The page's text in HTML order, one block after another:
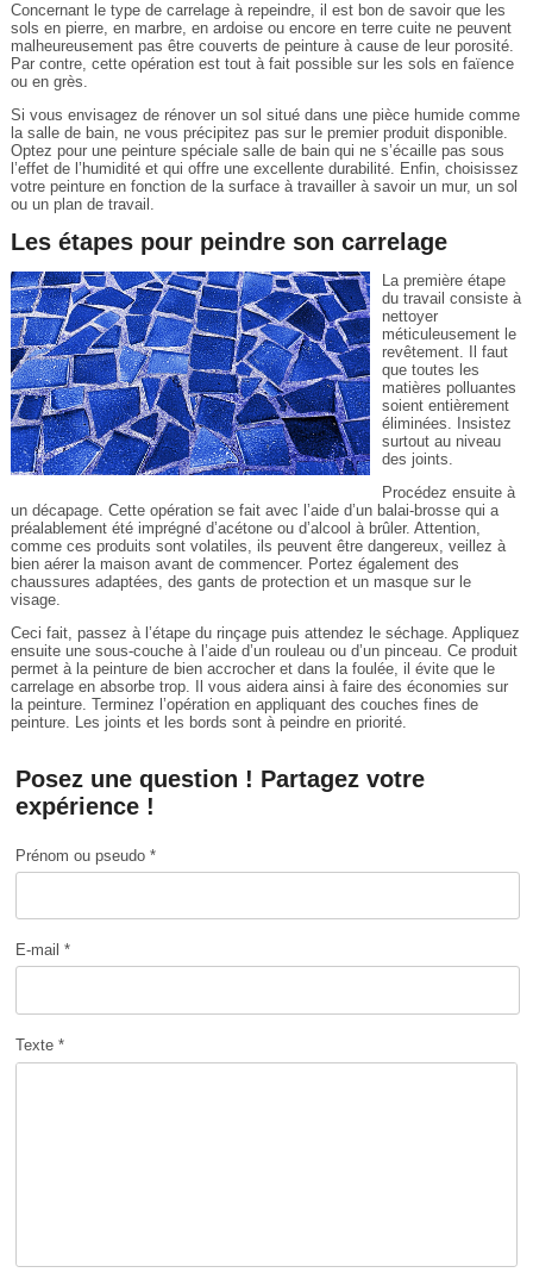
Concernant le type de carrelage à repeindre, il est bon de savoir que les
sols en pierre, en marbre, en ardoise ou encore en terre cuite ne peuvent
malheureusement pas être couverts de peinture à cause de leur porosité.
Par contre, cette opération est tout à fait possible sur les sols en faïence
ou en grès.
Si vous envisagez de rénover un sol situé dans une pièce humide comme
la salle de bain, ne vous précipitez pas sur le premier produit disponible.
Optez pour une peinture spéciale salle de bain qui ne s’écaille pas sous
l’effet de l’humidité et qui offre une excellente durabilité. Enfin, choisissez
votre peinture en fonction de la surface à travailler à savoir un mur, un sol
ou un plan de travail.
Les étapes pour peindre son carrelage
La première étape
du travail consiste à
nettoyer
méticuleusement le
revêtement. Il faut
que toutes les
matières polluantes
soient entièrement
éliminées. Insistez
surtout au niveau
des joints.
Procédez ensuite à
un décapage. Cette opération se fait avec l’aide d’un balai-brosse qui a
préalablement été imprégné d’acétone ou d’alcool à brûler. Attention,
comme ces produits sont volatiles, ils peuvent être dangereux, veillez à
bien aérer la maison avant de commencer. Portez également des
chaussures adaptées, des gants de protection et un masque sur le
visage.
Ceci fait, passez à l’étape du rinçage puis attendez le séchage. Appliquez
ensuite une sous-couche à l’aide d’un rouleau ou d’un pinceau. Ce produit
permet à la peinture de bien accrocher et dans la foulée, il évite que le
carrelage en absorbe trop. Il vous aidera ainsi à faire des économies sur
la peinture. Terminez l’opération en appliquant des couches fines de
peinture. Les joints et les bords sont à peindre en priorité.
Posez une question ! Partagez votre
expérience !
Prénom ou pseudo *
E-mail *
Texte *